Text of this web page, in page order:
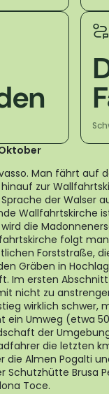
Oktober
Man fährt auf
zur
der Walser
Wallfahrtskirche
die
folgt
Forststraße,
Gräben in
Im ersten
nicht zu
wirklich
ein Umweg (etwa
der
die letzten
die Almen Pogalti
Schutzhütte Brusa
Toce.